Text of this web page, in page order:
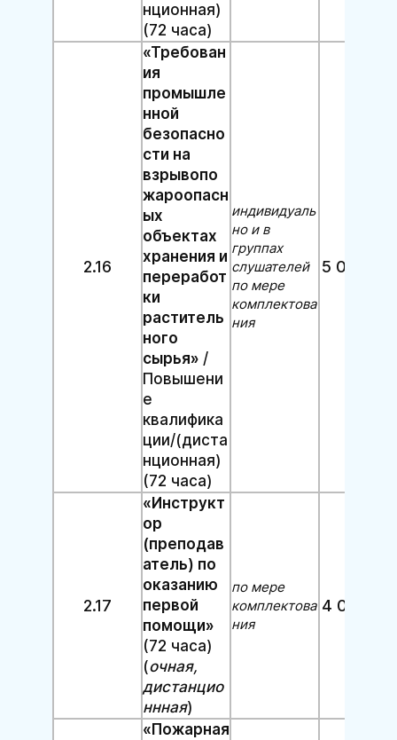
нционная)
(72 часа)
2.16
«Требован
ия
промышле
нной
безопасно
сти на
взрывопо
жароопасн
ых
объектах
хранения и
переработ
ки
раститель
ного
сырья» /
Повышени
е
квалифика
ции/(диста
нционная)
(72 часа)
индивидуаль
но и в
группах
слушателей
по мере
комплектова
ния
5 000
2.17
«Инструкт
ор
(преподав
атель) по
оказанию
первой
помощи»
(72 часа)
(очная,
дистанцио
ннная)
по мере
комплектова
ния
4 000
«Пожарная